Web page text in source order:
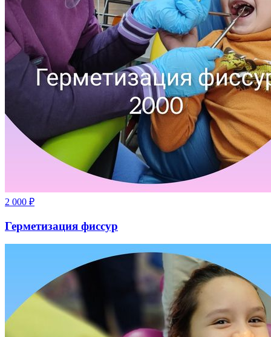
2 000 ₽
Герметизация фиссур